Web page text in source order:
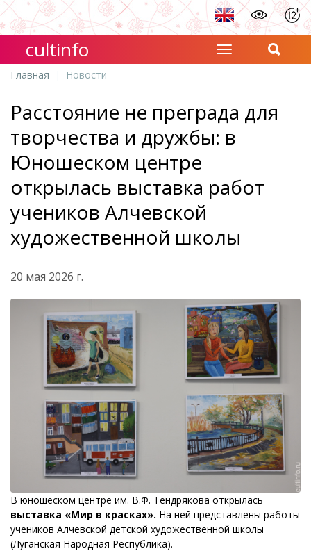
cultinfo
Главная Новости
Расстояние не преграда для
творчества и дружбы: в
Юношеском центре
открылась выставка работ
учеников Алчевской
художественной школы
20 мая 2026 г.
В юношеском центре им. В.Ф. Тендрякова открылась
выставка «Мир в красках». На ней представлены работы
учеников Алчевской детской художественной школы
(Луганская Народная Республика).